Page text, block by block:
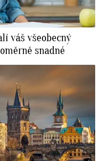
váš všeobecný
snadné